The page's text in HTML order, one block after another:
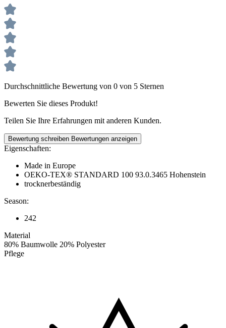
Durchschnittliche Bewertung von 0 von 5 Sternen
Bewerten Sie dieses Produkt!
Teilen Sie Ihre Erfahrungen mit anderen Kunden.
Bewertung schreiben Bewertungen anzeigen
Eigenschaften:
Made in Europe
OEKO-TEX® STANDARD 100 93.0.3465 Hohenstein
trocknerbeständig
Season:
242
Material
80% Baumwolle 20% Polyester
Pflege